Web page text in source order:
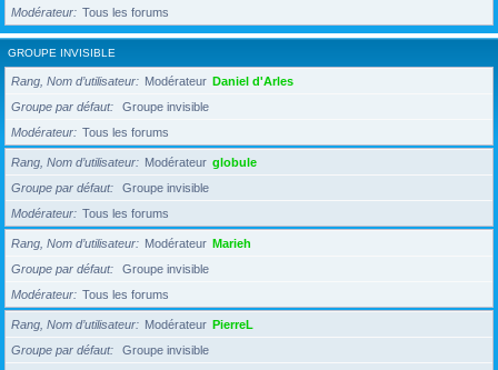
Modérateur
Tous les forums
GROUPE INVISIBLE
Rang, Nom d’utilisateur Modérateur Daniel d'Arles
Groupe par défaut
Groupe invisible
Modérateur
Tous les forums
Rang, Nom d’utilisateur Modérateur globule
Groupe par défaut
Groupe invisible
Modérateur
Tous les forums
Rang, Nom d’utilisateur Modérateur Marieh
Groupe par défaut
Groupe invisible
Modérateur
Tous les forums
Rang, Nom d’utilisateur Modérateur PierreL
Groupe par défaut
Groupe invisible